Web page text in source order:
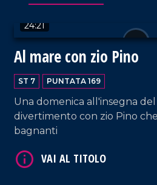
24:21
Al mare con zio Pino
ST 7 PUNTATA 169
Una domenica all'insegna
divertimento con zio Pino
bagnanti
VAI AL TITOLO